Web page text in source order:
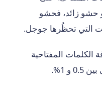
حشو زائد، فحشو
التي تحظُرها جوجل.
الكلمات المفتاحية